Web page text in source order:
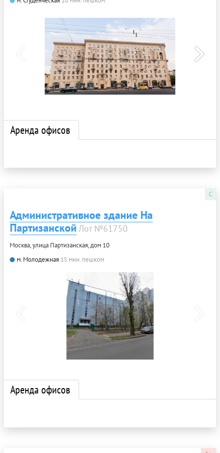
Аренда офисов
C
Административное здание На
Партизанской Лот №61750
Москва, улица Партизанская, дом 10
м. Молодежная 15 мин. пешком
Аренда офисов